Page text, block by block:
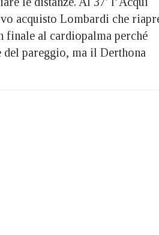
acquisto Lombardi che
finale al cardiopalma perché
pareggio, ma il Derthona